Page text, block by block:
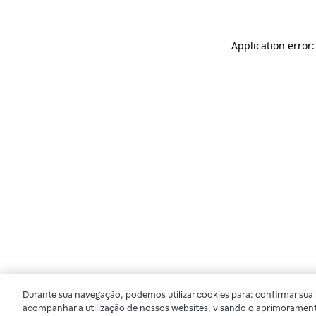
Application
Durante sua navegação, podemos utilizar cookies para: confirmar
acompanhar a utilização de nossos websites, visando o